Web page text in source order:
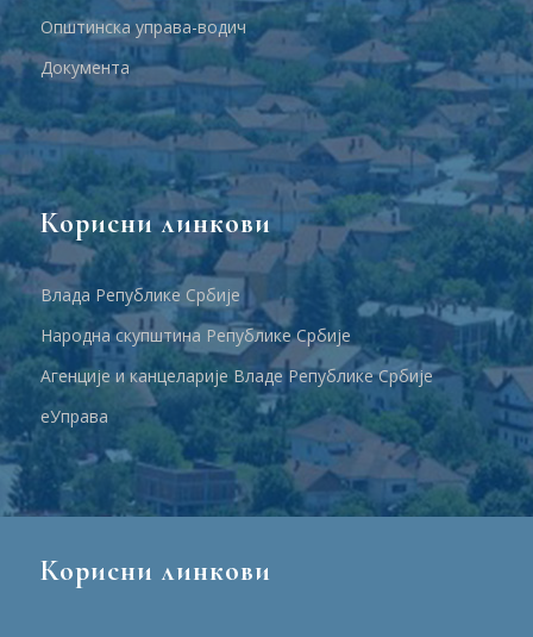
Општинска управа-водич
Документа
Корисни линкови
Влада Републике Србије
Народна скупштина Републике Србије
Агенције и канцеларије Владе Републике Србије
еУправа
Корисни линкови